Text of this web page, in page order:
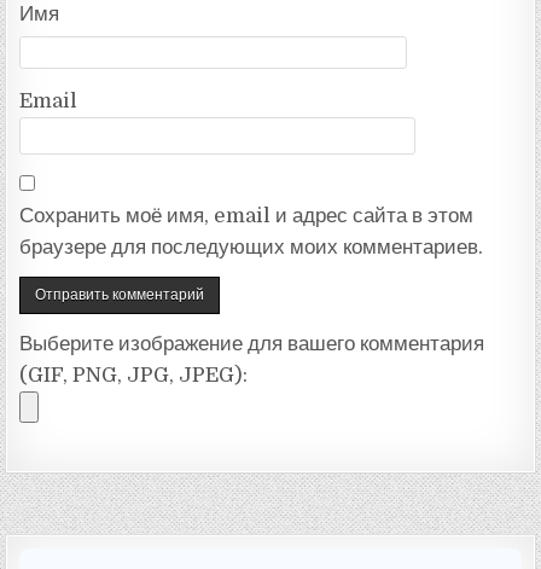
Имя
Email
Сохранить моё имя, email и адрес сайта в этом
браузере для последующих моих комментариев.
Выберите изображение для вашего комментария
(GIF, PNG, JPG, JPEG):